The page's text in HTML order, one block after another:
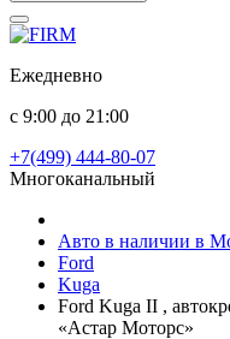
Ежедневно
с 9:00 до 21:00
+7(499) 444-80-07
Многоканальный
Авто в наличии в
Ford
Kuga
Ford Kuga II ,
«Астар Моторс»